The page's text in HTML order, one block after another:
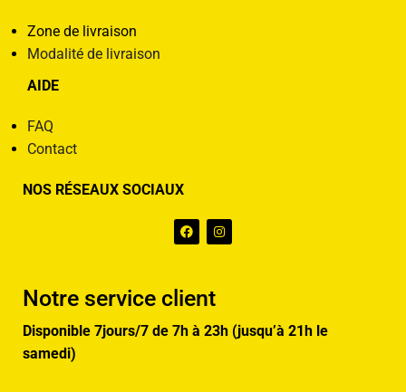
Zone de livraison
Modalité de livraison
AIDE
FAQ
Contact
NOS RÉSEAUX SOCIAUX
Notre service client
Disponible 7jours/7 de 7h à 23h (jusqu’à 21h le
samedi)